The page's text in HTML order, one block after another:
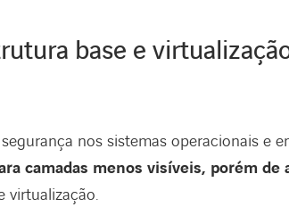
base e
nos sistemas operacionais e
camadas menos visíveis, porém de
virtualização.